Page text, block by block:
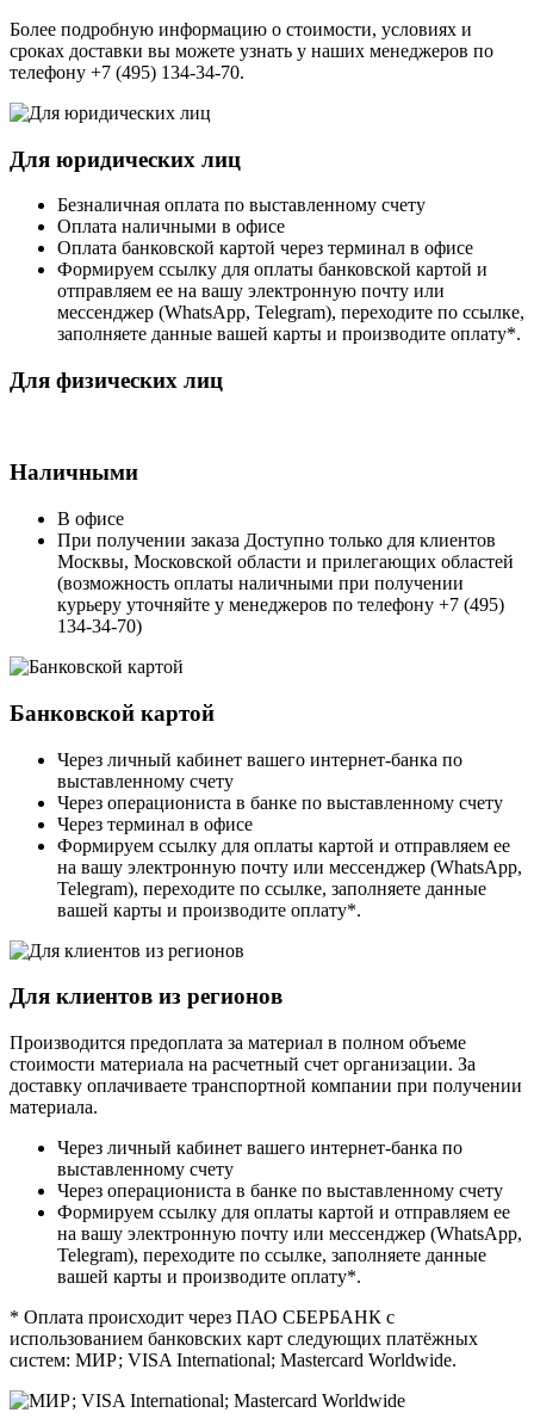
Более подробную информацию о стоимости, условиях и
сроках доставки вы можете узнать у наших менеджеров по
телефону +7 (495) 134-34-70.
Для юридических лиц
Безналичная оплата по выставленному счету
Оплата наличными в офисе
Оплата банковской картой через терминал в офисе
Формируем ссылку для оплаты банковской картой и
отправляем ее на вашу электронную почту или
мессенджер (WhatsApp, Telegram), переходите по ссылке,
заполняете данные вашей карты и производите оплату*.
Для физических лиц
Наличными
В офисе
При получении заказа Доступно только для клиентов
Москвы, Московской области и прилегающих областей
(возможность оплаты наличными при получении
курьеру уточняйте у менеджеров по телефону +7 (495)
134-34-70)
Банковской картой
Через личный кабинет вашего интернет-банка по
выставленному счету
Через операциониста в банке по выставленному счету
Через терминал в офисе
Формируем ссылку для оплаты картой и отправляем ее
на вашу электронную почту или мессенджер (WhatsApp,
Telegram), переходите по ссылке, заполняете данные
вашей карты и производите оплату*.
Для клиентов из регионов
Производится предоплата за материал в полном объеме
стоимости материала на расчетный счет организации. За
доставку оплачиваете транспортной компании при получении
материала.
Через личный кабинет вашего интернет-банка по
выставленному счету
Через операциониста в банке по выставленному счету
Формируем ссылку для оплаты картой и отправляем ее
на вашу электронную почту или мессенджер (WhatsApp,
Telegram), переходите по ссылке, заполняете данные
вашей карты и производите оплату*.
* Оплата происходит через ПАО СБЕРБАНК с
использованием банковских карт следующих платёжных
систем: МИР; VISA International; Mastercard Worldwide.